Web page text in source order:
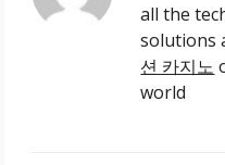
all the
solutions
션 카지노
world